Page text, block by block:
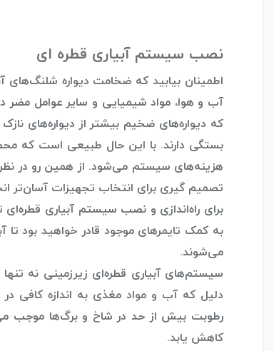
نصب سیستم آبیاری قطره ای
اطمینان بیابید که ضخامت دیواره شلنگ‌های
آب و هوا، مواد شیمیایی و سایر عوامل
که دیواره‌های ضخیم بیشتر از دیواره‌های
بستگی دارند. با این حال طبیعی است که
هزینه‌های سیستم می‌شود. از همین رو در نظر
تصمیم گیری برای انتخاب تجهیزات آسان‌تر
برای راه‌اندازی و نصب سیستم‌ آبیاری
به کمک تایمرهای موجود قادر خواهید بود تا
می‌شوند.
سیستم‌های آبیاری قطره‌ای زیرزمینی نه تنها
دلیل که آب و مواد مغذی به اندازه کافی
رطوبت بیش از حد در شاخ و برگ‌ها موجب
کاهش یابد.